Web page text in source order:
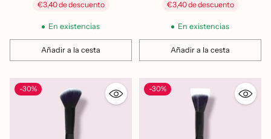
Fondotinta
habitual
€3,40 de descuento
En existencias
Añadir a la cesta
Cantidad
habitual
€3,40 de descuento
En existencias
Añadir a la cesta
Cantidad
-30% -30%